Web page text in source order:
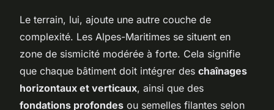
Le terrain, lui, ajoute une autre couche de
complexité. Les Alpes-Maritimes se situent en
zone de sismicité modérée à forte. Cela signifie
que chaque bâtiment doit intégrer des chaînages
horizontaux et verticaux, ainsi que des
fondations profondes ou semelles filantes selon